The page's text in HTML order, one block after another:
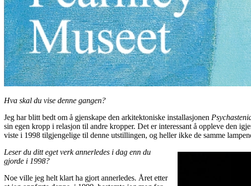
Hva skal du vise denne gangen?
Jeg har blitt bedt om å gjenskape den arkitektoniske installasjonen
sin egen kropp i relasjon til andre kropper. Det er interessant å oppleve den
viste i 1998 tilgjengelige til denne utstillingen, og heller ikke de samme
Leser du ditt eget verk annerledes i dag enn du
gjorde i 1998?
Noe ville jeg helt klart ha gjort annerledes. Året etter